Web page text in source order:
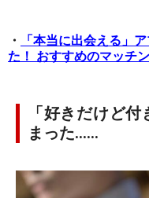
・
「本当に出会える」
た！ おすすめのマッチ
「好きだけど
まった……